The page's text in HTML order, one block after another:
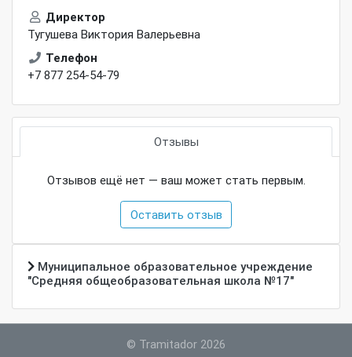
Директор
Тугушева Виктория Валерьевна
Телефон
+7 877 254-54-79
Отзывы
Отзывов ещё нет — ваш может стать первым.
Оставить отзыв
Муниципальное образовательное учреждение
"Средняя общеобразовательная школа №17"
© Tramitador 2026